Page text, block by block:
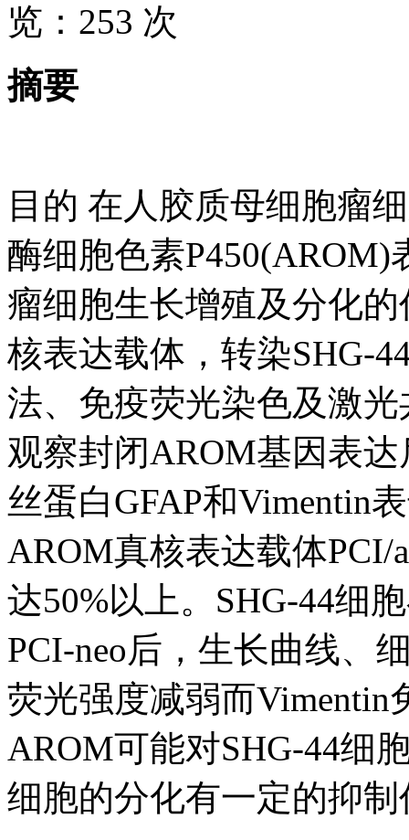
览： 253 次
摘要
目的 在人胶质母细胞瘤
酶细胞色素
瘤细胞生长增殖及分化
核表达载体，转染SHG-
法、免疫荧光染色及激
观察封闭AROM基因表
丝蛋白GFAP和Vimentin
AROM真核表达载体
达50%以上。SHG-44细
PCI-neo后，生长曲线、
荧光强度减弱而Vimentin
AROM可能对SHG-44细
细胞的分化有一定的抑制